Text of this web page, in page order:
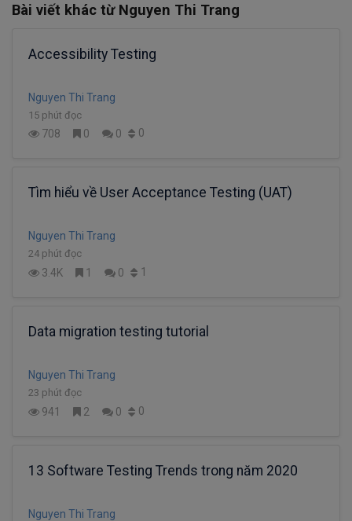
Bài viết khác từ Nguyen Thi Trang
Accessibility Testing
Nguyen Thi Trang
15 phút đọc
708 0 0 0
Tìm hiểu về User Acceptance Testing (UAT)
Nguyen Thi Trang
24 phút đọc
3.4K 1 0 1
Data migration testing tutorial
Nguyen Thi Trang
23 phút đọc
941 2 0 0
13 Software Testing Trends trong năm 2020
Nguyen Thi Trang